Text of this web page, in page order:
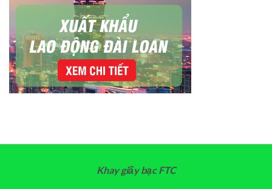
Khay giấy bạc FTC